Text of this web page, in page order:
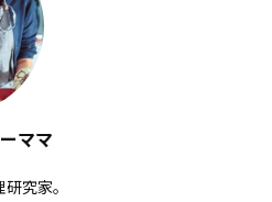
ママ
究家。